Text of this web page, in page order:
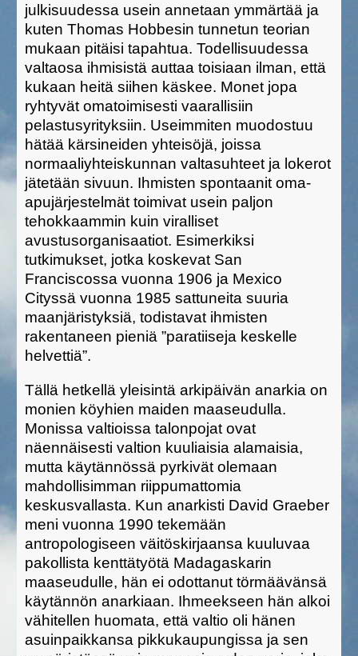
julkisuudessa usein annetaan ymmärtää ja
kuten Thomas Hobbesin tunnetun teorian
mukaan pitäisi tapahtua. Todellisuudessa
valtaosa ihmisistä auttaa toisiaan ilman, että
kukaan heitä siihen käskee. Monet jopa
ryhtyvät omatoimisesti vaarallisiin
pelastusyrityksiin. Useimmiten muodostuu
hätää kärsineiden yhteisöjä, joissa
normaaliyhteiskunnan valtasuhteet ja lokerot
jätetään sivuun. Ihmisten spontaanit oma-
apujärjestelmät toimivat usein paljon
tehokkaammin kuin viralliset
avustusorganisaatiot. Esimerkiksi
tutkimukset, jotka koskevat San
Franciscossa vuonna 1906 ja Mexico
Cityssä vuonna 1985 sattuneita suuria
maanjäristyksiä, todistavat ihmisten
rakentaneen pieniä ”paratiiseja keskelle
helvettiä”.
Tällä hetkellä yleisintä arkipäivän anarkia on
monien köyhien maiden maaseudulla.
Monissa valtioissa talonpojat ovat
näennäisesti valtion kuuliaisia alamaisia,
mutta käytännössä pyrkivät olemaan
mahdollisimman riippumattomia
keskusvallasta. Kun anarkisti David Graeber
meni vuonna 1990 tekemään
antropologiseen väitöskirjaansa kuuluvaa
pakollista kenttätyötä Madagaskarin
maaseudulle, hän ei odottanut törmäävänsä
käytännön anarkiaan. Ihmeekseen hän alkoi
vähitellen huomata, että valtio oli hänen
asuinpaikkansa pikkukaupungissa ja sen